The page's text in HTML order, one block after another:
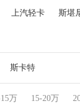
上汽轻卡 斯堪
斯卡特
万 15-20万